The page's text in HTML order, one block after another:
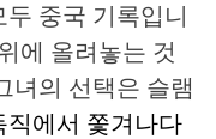
중국 기록입니
에 올려놓는 것
녀의 선택은 슬램
직에서 쫓겨나다